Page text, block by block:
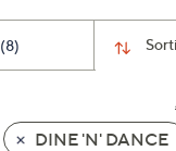
(8)
DINE 'N' DANCE